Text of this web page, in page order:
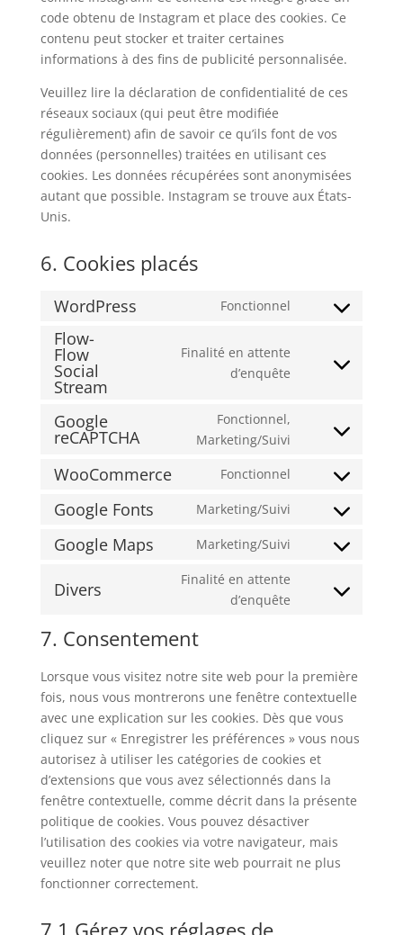
code obtenu de Instagram et place des cookies. Ce
contenu peut stocker et traiter certaines
informations à des fins de publicité personnalisée.
Veuillez lire la déclaration de confidentialité de ces
réseaux sociaux (qui peut être modifiée
régulièrement) afin de savoir ce qu’ils font de vos
données (personnelles) traitées en utilisant ces
cookies. Les données récupérées sont anonymisées
autant que possible. Instagram se trouve aux États-
Unis.
6. Cookies placés
WordPress Fonctionnel
Flow-
Flow
Social
Stream
Finalité en attente
d’enquête
Google
reCAPTCHA
Fonctionnel,
Marketing/Suivi
WooCommerce Fonctionnel
Google Fonts Marketing/Suivi
Google Maps Marketing/Suivi
Divers
Finalité en attente
d’enquête
7. Consentement
Lorsque vous visitez notre site web pour la première
fois, nous vous montrerons une fenêtre contextuelle
avec une explication sur les cookies. Dès que vous
cliquez sur « Enregistrer les préférences » vous nous
autorisez à utiliser les catégories de cookies et
d’extensions que vous avez sélectionnés dans la
fenêtre contextuelle, comme décrit dans la présente
politique de cookies. Vous pouvez désactiver
l’utilisation des cookies via votre navigateur, mais
veuillez noter que notre site web pourrait ne plus
fonctionner correctement.
7.1 Gérez vos réglages de